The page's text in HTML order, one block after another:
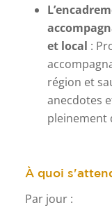
et local :
région et
anecdotes
pleinement
À quoi
Par jour :